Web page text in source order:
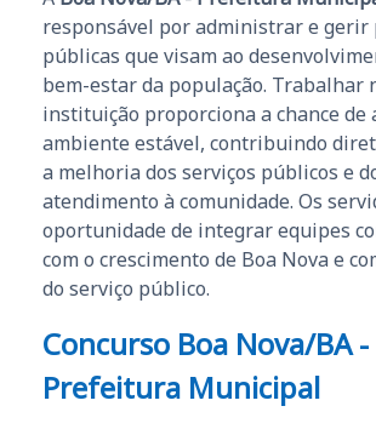
responsável por administrar e gerir
públicas que visam ao
bem-estar da população. Trabalhar
instituição proporciona a chance de
ambiente estável, contribuindo
a melhoria dos serviços públicos e
atendimento à comunidade. Os
oportunidade de integrar equipes
com o crescimento de Boa Nova e
do serviço público.
Concurso Boa Nova/BA -
Prefeitura Municipal